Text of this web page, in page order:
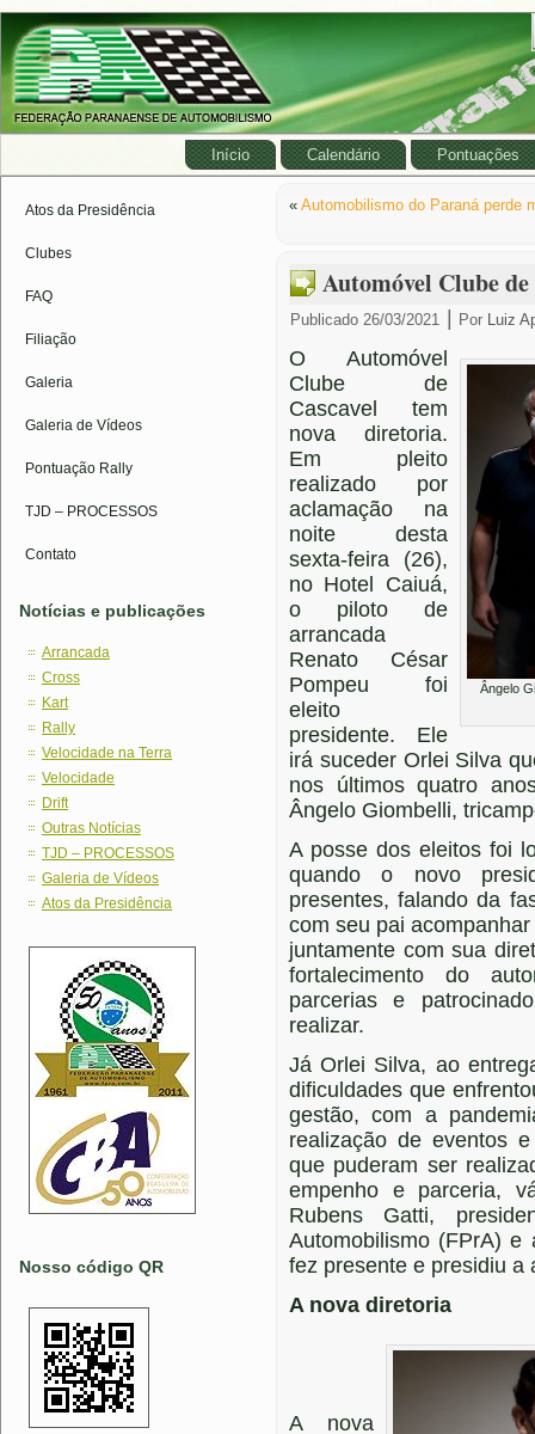
Início Calendário Pontuações
Atos da Presidência
Clubes
FAQ
Filiação
Galeria
Galeria de Vídeos
Pontuação Rally
TJD – PROCESSOS
Contato
Notícias e publicações
Arrancada
Cross
Kart
Rally
Velocidade na Terra
Velocidade
Drift
Outras Notícias
TJD – PROCESSOS
Galeria de Vídeos
Atos da Presidência
Nosso código QR
« Automobilismo do Paraná perde
Automóvel Clube
Publicado 26/03/2021 Por Luiz
Ângelo
O Automóvel
Clube de
Cascavel tem
nova diretoria.
Em pleito
realizado por
aclamação na
noite desta
sexta-feira (26),
no Hotel Caiuá,
o piloto de
arrancada
Renato César
Pompeu foi
eleito
presidente. Ele
irá suceder Orlei Silva
nos últimos quatro
Ângelo Giombelli,
A posse dos eleitos foi
quando o novo
presentes, falando da
com seu pai
juntamente com sua
fortalecimento do
parcerias e
realizar.
Já Orlei Silva, ao
dificuldades que
gestão, com a
realização de eventos
que puderam ser
empenho e parceria,
Rubens Gatti,
Automobilismo (FPrA) e
fez presente e presidiu a
A nova diretoria
A nova